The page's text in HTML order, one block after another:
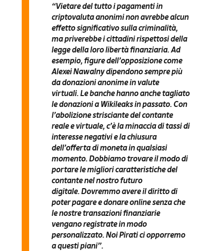
“Vietare del tutto i pagamenti in
criptovaluta anonimi non avrebbe alcun
effetto significativo sulla criminalità,
ma priverebbe i cittadini rispettosi della
legge della loro libertà finanziaria. Ad
esempio, figure dell’opposizione come
Alexei Nawalny dipendono sempre più
da donazioni anonime in valute
virtuali. Le banche hanno anche tagliato
le donazioni a Wikileaks in passato. Con
l’abolizione strisciante del contante
reale e virtuale, c’è la minaccia di tassi di
interesse negativi e la chiusura
dell’offerta di moneta in qualsiasi
momento. Dobbiamo trovare il modo di
portare le migliori caratteristiche del
contante nel nostro futuro
digitale. Dovremmo avere il diritto di
poter pagare e donare online senza che
le nostre transazioni finanziarie
vengano registrate in modo
personalizzato. Noi Pirati ci opporremo
a questi piani”.